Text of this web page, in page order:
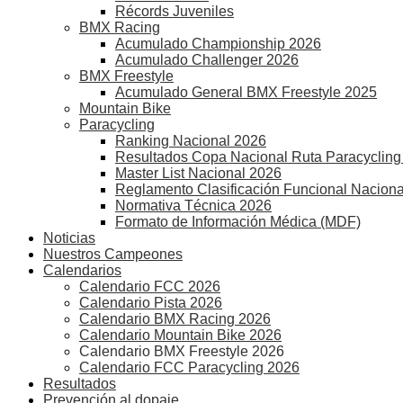
Récords Juveniles
BMX Racing
Acumulado Championship 2026
Acumulado Challenger 2026
BMX Freestyle
Acumulado General BMX Freestyle 2025
Mountain Bike
Paracycling
Ranking Nacional 2026
Resultados Copa Nacional Ruta
Master List Nacional 2026
Reglamento Clasificación Funcional Nacional
Normativa Técnica 2026
Formato de Información Médica (MDF)
Noticias
Nuestros Campeones
Calendarios
Calendario FCC 2026
Calendario Pista 2026
Calendario BMX Racing 2026
Calendario Mountain Bike 2026
Calendario BMX Freestyle 2026
Calendario FCC Paracycling 2026
Resultados
Prevención al dopaje